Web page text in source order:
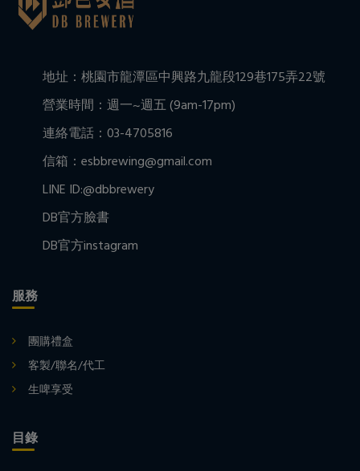
地址：桃園市龍潭區中興路九龍段129巷175弄22號
營業時間：週一~週五 (9am-17pm)
連絡電話：03-4705816
信箱：esbbrewing@gmail.com
LINE ID:@dbbrewery
DB官方臉書
DB官方instagram
服務
團購禮盒
客製/聯名/代工
生啤享受
目錄